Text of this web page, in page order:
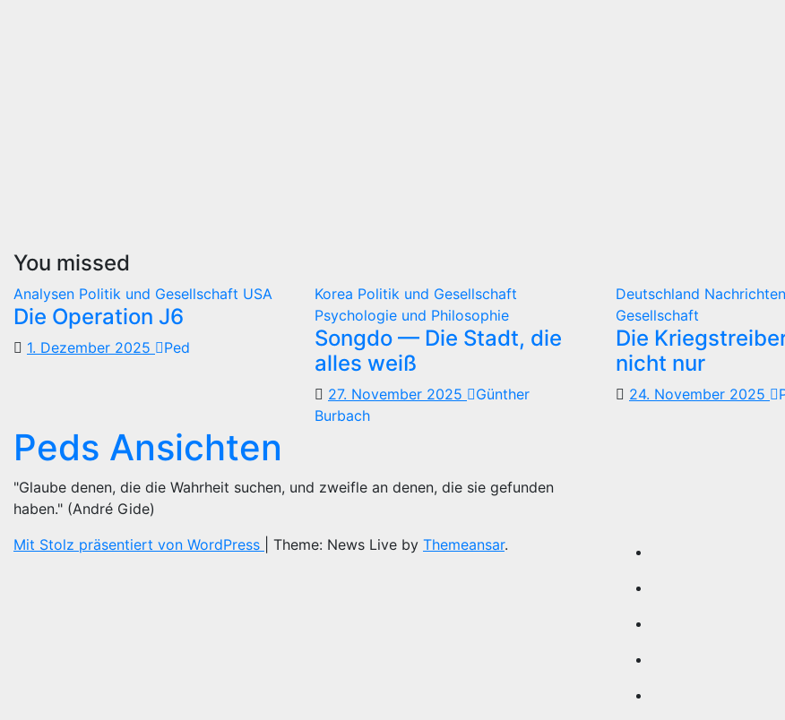
You missed
Analysen Politik und Gesellschaft USA
Die Operation J6
1. Dezember 2025 Ped
Korea Politik und Gesellschaft
Psychologie und Philosophie
Songdo — Die Stadt, die
alles weiß
27. November 2025
Günther
Burbach
Deutschland Nachrichten
Gesellschaft
Die
nicht nur
24. November 2025
Peds Ansichten
"Glaube denen, die die Wahrheit suchen, und zweifle an denen, die sie gefunden
haben." (André Gide)
Mit Stolz präsentiert von WordPress
Theme: News Live by Themeansar.